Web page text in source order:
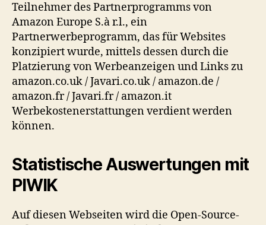
Teilnehmer des Partnerprogramms von
Amazon Europe S.à r.l., ein
Partnerwerbeprogramm, das für Websites
konzipiert wurde, mittels dessen durch die
Platzierung von Werbeanzeigen und Links zu
amazon.co.uk / Javari.co.uk / amazon.de /
amazon.fr / Javari.fr / amazon.it
Werbekostenerstattungen verdient werden
können.
Statistische Auswertungen mit
PIWIK
Auf diesen Webseiten wird die Open-Source-